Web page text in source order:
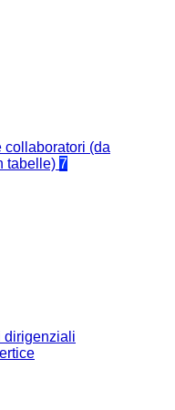
collaboratori (da
tabelle) 7
dirigenziali